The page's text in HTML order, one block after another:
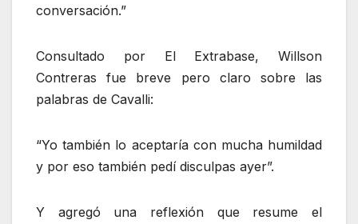
conversación.”
Consultado por El Extrabase, Willson
Contreras fue breve pero claro sobre las
palabras de Cavalli:
“Yo también lo aceptaría con mucha humildad
y por eso también pedí disculpas ayer”.
Y agregó una reflexión que resume el